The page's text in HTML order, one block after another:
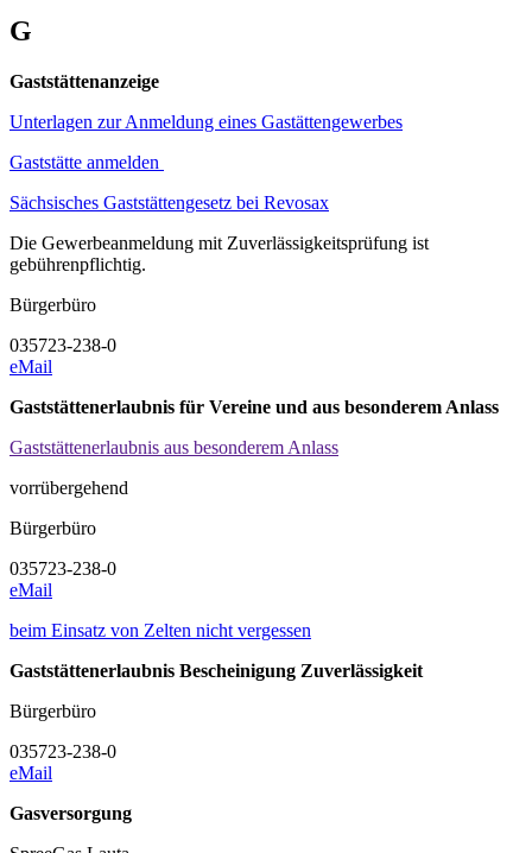
G
Gaststättenanzeige
Unterlagen zur Anmeldung eines Gastättengewerbes
Gaststätte anmelden
Sächsisches Gaststättengesetz bei Revosax
Die Gewerbeanmeldung mit Zuverlässigkeitsprüfung ist
gebührenpflichtig.
Bürgerbüro
035723-238-0
eMail
Gaststättenerlaubnis für Vereine und aus besonderem Anlass
Gaststättenerlaubnis aus besonderem Anlass
vorrübergehend
Bürgerbüro
035723-238-0
eMail
beim Einsatz von Zelten nicht vergessen
Gaststättenerlaubnis Bescheinigung Zuverlässigkeit
Bürgerbüro
035723-238-0
eMail
Gasversorgung